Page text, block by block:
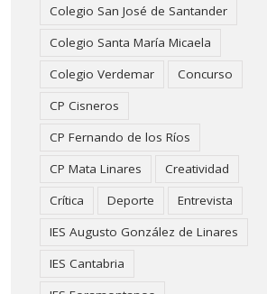
Colegio San José de Santander
Colegio Santa María Micaela
Colegio Verdemar
Concurso
CP Cisneros
CP Fernando de los Ríos
CP Mata Linares
Creatividad
Crítica
Deporte
Entrevista
IES Augusto González de Linares
IES Cantabria